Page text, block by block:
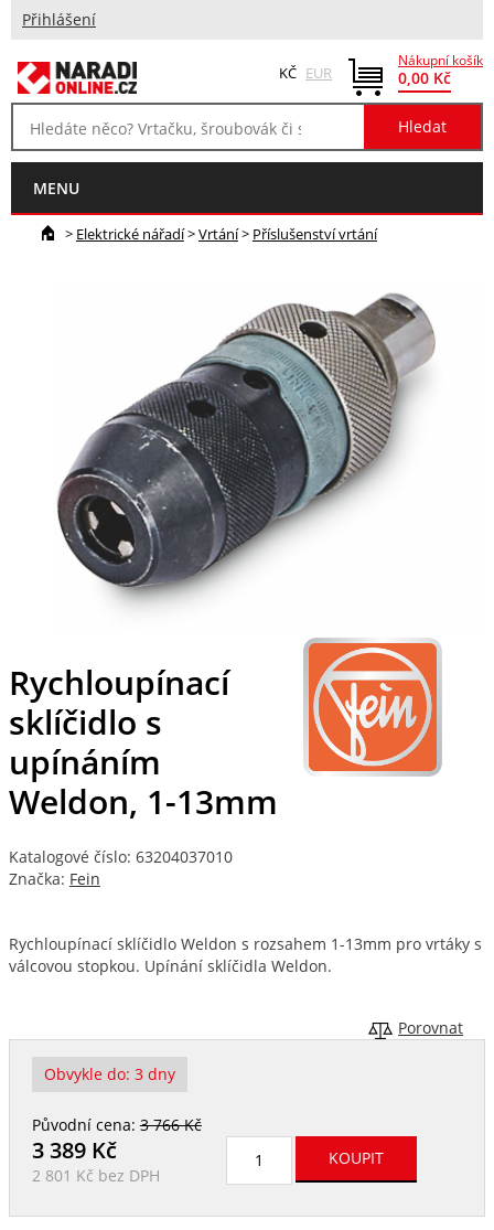
Přihlášení
Nákupní košík
0,00 Kč
KČ EUR
MENU
> Elektrické nářadí>Vrtání> Příslušenství vrtání
Rychloupínací
sklíčidlo s
upínáním
Weldon, 1-13mm
Katalogové číslo: 63204037010
Značka: Fein
Rychloupínací sklíčidlo Weldon s rozsahem 1-13mm pro vrtáky s
válcovou stopkou. Upínání sklíčidla Weldon.
Porovnat
Obvykle do: 3 dny
Původní cena:3 766 Kč
3 389Kč
2 801 Kč bez DPH